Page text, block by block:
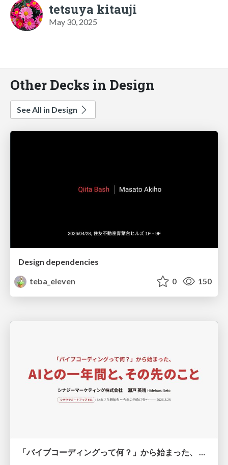
tetsuya kitauji
May 30, 2025
Other Decks in Design
See All in Design
Design dependencies
teba_eleven
0 150